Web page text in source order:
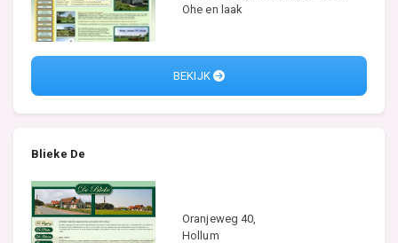
Ohe en laak
BEKIJK
Blieke De
Oranjeweg 40,
Hollum